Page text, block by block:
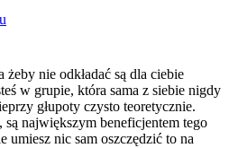
nie odkładać są dla ciebie
w grupie, która sama z siebie nigdy
głupoty czysto teoretycznie.
są największym beneficjentem tego
umiesz nic sam oszczędzić to na